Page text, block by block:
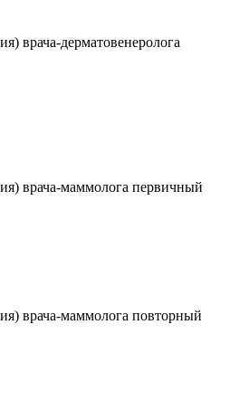
врача-дерматовенеролога
врача-маммолога первичный
врача-маммолога повторный